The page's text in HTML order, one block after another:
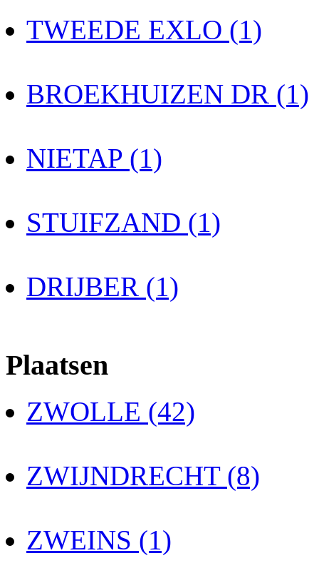
TWEEDE EXLO (1)
BROEKHUIZEN DR (1)
NIETAP (1)
STUIFZAND (1)
DRIJBER (1)
Plaatsen
ZWOLLE (42)
ZWIJNDRECHT (8)
ZWEINS (1)